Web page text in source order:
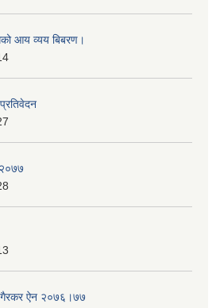
आय व्यय बिबरण।
गैरकर ऐन २०७६।७७